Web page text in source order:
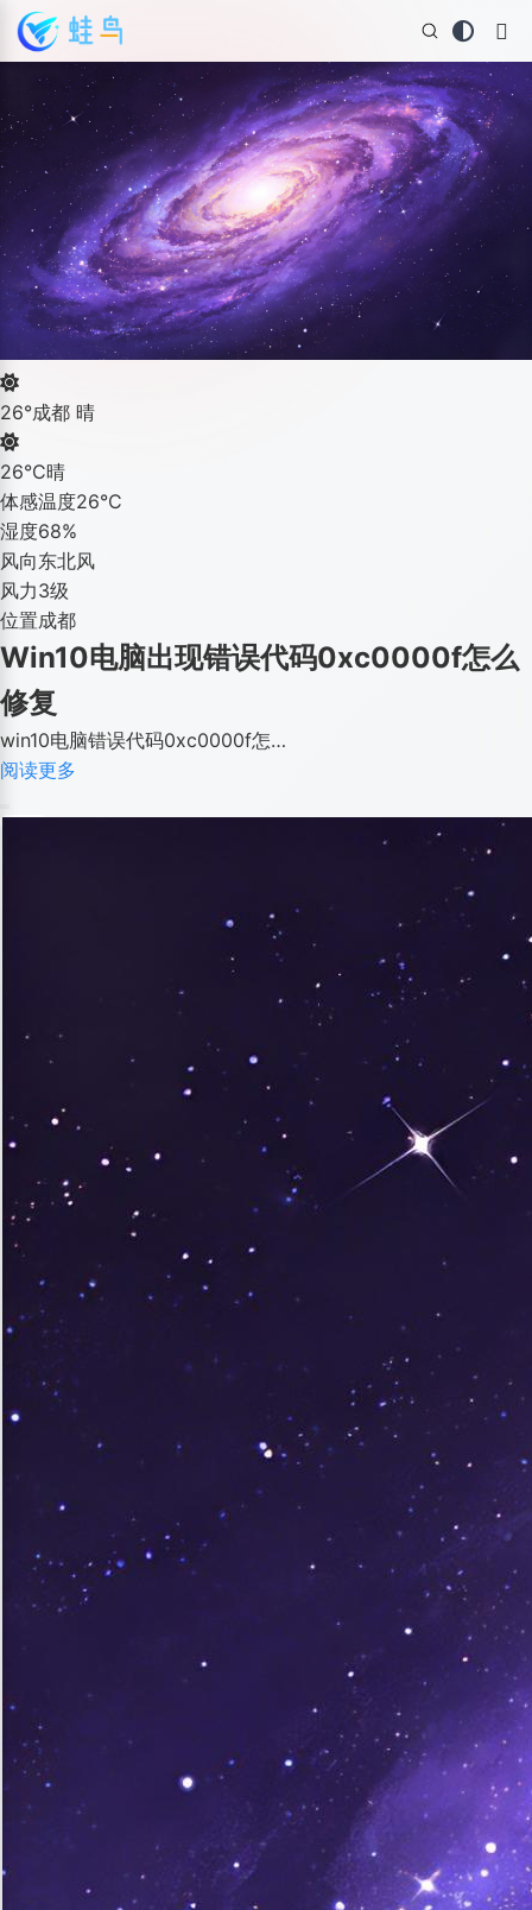
26°成都 晴
26°C晴
体感温度26°C
湿度68%
风向东北风
风力3级
位置成都
Win10电脑出现错误代码0xc0000f怎么
修复
win10电脑错误代码0xc0000f怎…
阅读更多